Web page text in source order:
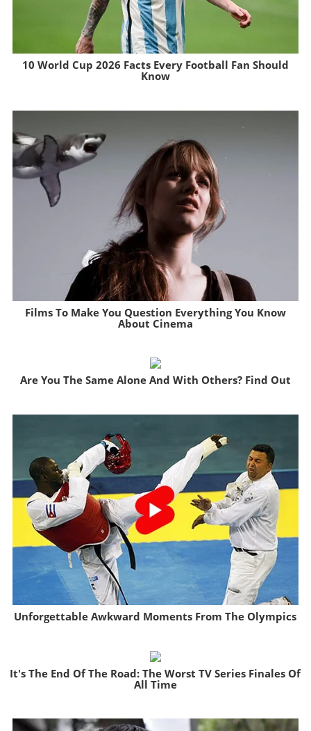
10 World Cup 2026 Facts Every Football Fan Should
Know
Films To Make You Question Everything You Know
About Cinema
Are You The Same Alone And With Others? Find Out
Unforgettable Awkward Moments From The Olympics
It's The End Of The Road: The Worst TV Series Finales Of
All Time